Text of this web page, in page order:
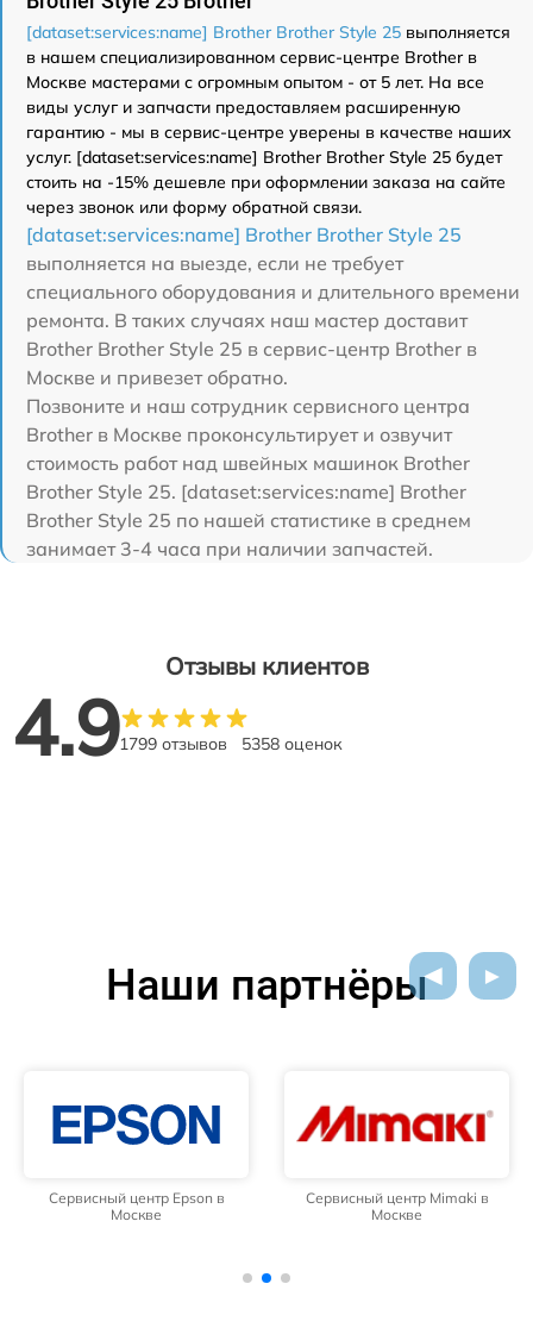
[dataset:services:name] Brother Brother Style 25 выполняется
в нашем специализированном сервис-центре Brother в
Москве мастерами с огромным опытом - от 5 лет. На все
виды услуг и запчасти предоставляем расширенную
гарантию - мы в сервис-центре уверены в качестве наших
услуг. [dataset:services:name] Brother Brother Style 25 будет
стоить на -15% дешевле при оформлении заказа на сайте
через звонок или форму обратной связи.
[dataset:services:name] Brother Brother Style 25
выполняется на выезде, если не требует
специального оборудования и длительного времени
ремонта. В таких случаях наш мастер доставит
Brother Brother Style 25 в сервис-центр Brother в
Москве и привезет обратно.
Позвоните и наш сотрудник сервисного центра
Brother в Москве проконсультирует и озвучит
стоимость работ над швейных машинок Brother
Brother Style 25. [dataset:services:name] Brother
Brother Style 25 по нашей статистике в среднем
занимает 3-4 часа при наличии запчастей.
Отзывы клиентов
4.91799 отзывов 5358 оценок
Наши партнёры
Сервисный центр Epson в
Москве
Сервисный центр Mimaki в
Москве